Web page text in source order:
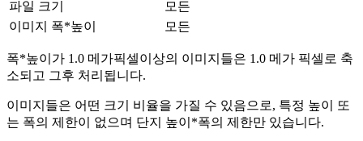
파일 크기
모든
이미지 폭*높이
모든
폭*높이가 1.0 메가픽셀이상의 이미지들은 1.0 메가 픽셀로 축
소되고 그후 처리됩니다.
이미지들은 어떤 크기 비율을 가질 수 있음으로, 특정 높이 또
는 폭의 제한이 없으며 단지 높이*폭의 제한만 있습니다.